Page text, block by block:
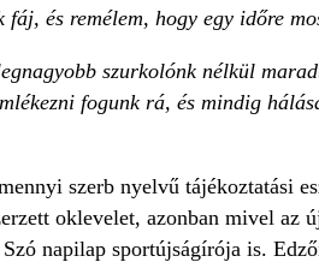
és remélem, hogy egy időre
szurkolónk nélkül
fogunk rá, és mindig
szerb nyelvű tájékoztatási
oklevelet, azonban mivel az
napilap sportújságírója is.